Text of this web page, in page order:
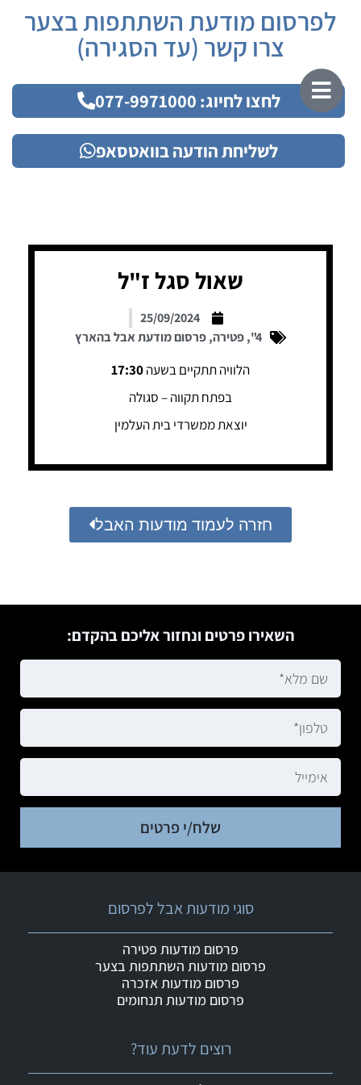
לפרסום מודעת השתתפות בצער
צרו קשר (עד הסגירה)
לחצו לחיוג: 077-9971000
לשליחת הודעה בוואטסאפ
שאול סגל ז"ל
25/09/2024
4"
,פטירה,פרסום מודעת אבל בהארץ
הלוויה תתקיים בשעה17:30
בפתח תקווה – סגולה
יוצאת ממשרדי בית העלמין
חזרה לעמוד מודעות האבל
השאירו פרטים ונחזור אליכם בהקדם:
שלח/י פרטים
רוצים לדעת עוד?
סוגי מודעות אבל לפרסום
פרסום מודעות פטירה
פרסום מודעות השתתפות בצער
פרסום מודעות אזכרה
פרסום מודעות תנחומים